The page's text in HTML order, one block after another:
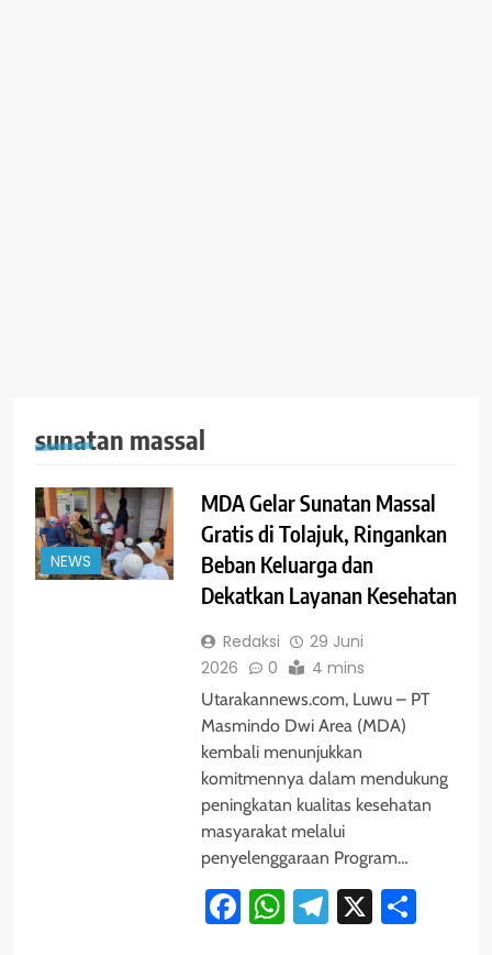
sunatan massal
NEWS
MDA Gelar Sunatan Massal
Gratis di Tolajuk, Ringankan
Beban Keluarga dan
Dekatkan Layanan Kesehatan
Redaksi
29 Juni
2026
0 4 mins
Utarakannews.com, Luwu – PT
Masmindo Dwi Area (MDA)
kembali menunjukkan
komitmennya dalam mendukung
peningkatan kualitas kesehatan
masyarakat melalui
penyelenggaraan Program…
Facebook
WhatsApp
Telegram
X